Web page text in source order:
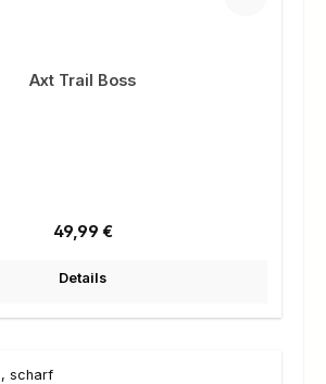
Axt Trail Boss
Regulärer Preis:
49,99 €
Details